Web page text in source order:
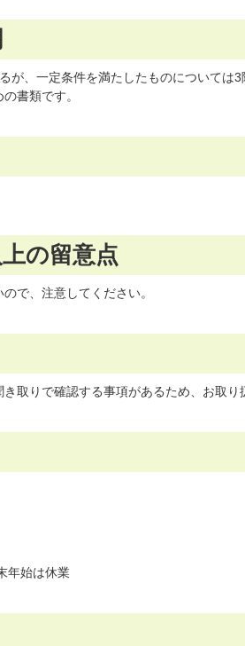
が、一定条件を満たしたものについては
書類です。
の留意点
で、注意してください。
取りで確認する事項があるため、お取り
年始は休業